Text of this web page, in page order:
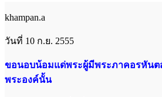
khampan.a
วันที่ 10 ก.ย. 2555
ขอนอบน้อมแด่พระผู้มีพระภาคอรหันต
พระองค์นั้น